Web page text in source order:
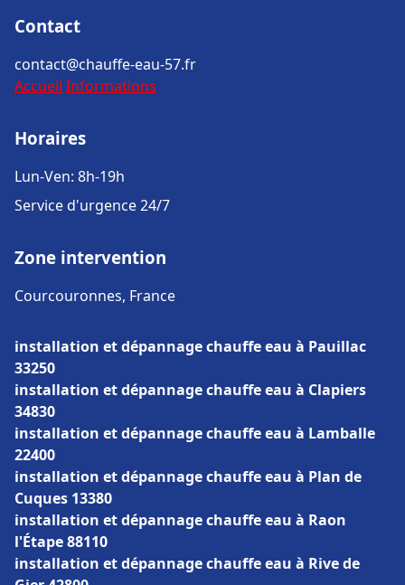
Contact
contact@chauffe-eau-57.fr
Accueil Informations
Horaires
Lun-Ven: 8h-19h
Service d'urgence 24/7
Zone intervention
Courcouronnes, France
installation et dépannage chauffe eau à Pauillac
33250
installation et dépannage chauffe eau à Clapiers
34830
installation et dépannage chauffe eau à Lamballe
22400
installation et dépannage chauffe eau à Plan de
Cuques 13380
installation et dépannage chauffe eau à Raon
l'Étape 88110
installation et dépannage chauffe eau à Rive de